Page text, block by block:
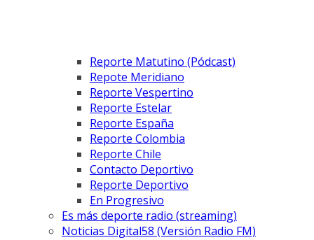
Reporte Matutino (Pódcast)
Repote Meridiano
Reporte Vespertino
Reporte Estelar
Reporte España
Reporte Colombia
Reporte Chile
Contacto Deportivo
Reporte Deportivo
En Progresivo
Es más deporte radio (streaming)
Noticias Digital58 (Versión Radio FM)